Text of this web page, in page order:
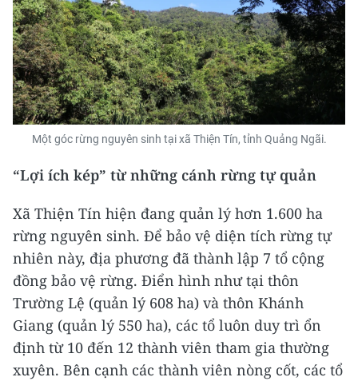
Một góc rừng nguyên sinh tại xã Thiện Tín, tỉnh Quảng Ngãi.
“Lợi ích kép” từ những cánh rừng tự quản
Xã Thiện Tín hiện đang quản lý hơn 1.600 ha
rừng nguyên sinh. Để bảo vệ diện tích rừng tự
nhiên này, địa phương đã thành lập 7 tổ cộng
đồng bảo vệ rừng. Điển hình như tại thôn
Trường Lệ (quản lý 608 ha) và thôn Khánh
Giang (quản lý 550 ha), các tổ luôn duy trì ổn
định từ 10 đến 12 thành viên tham gia thường
xuyên. Bên cạnh các thành viên nòng cốt, các tổ